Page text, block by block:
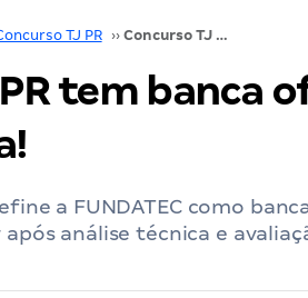
TJ PR ›› Concurso TJ PR tem banca oficialmente definida. Veja!
tem banca
a FUNDATEC como
análise técnica e